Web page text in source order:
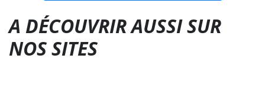
A DÉCOUVRIR AUSSI SUR
NOS SITES